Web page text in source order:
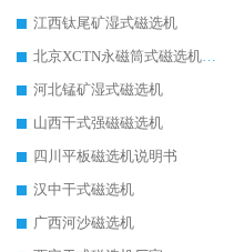
江西钛尾矿湿式磁选机
北京XCTN永磁筒式磁选机磁块位置
河北锰矿湿式磁选机
山西干式强磁磁选机
四川平板磁选机说明书
汉中干式磁选机
广西河沙磁选机